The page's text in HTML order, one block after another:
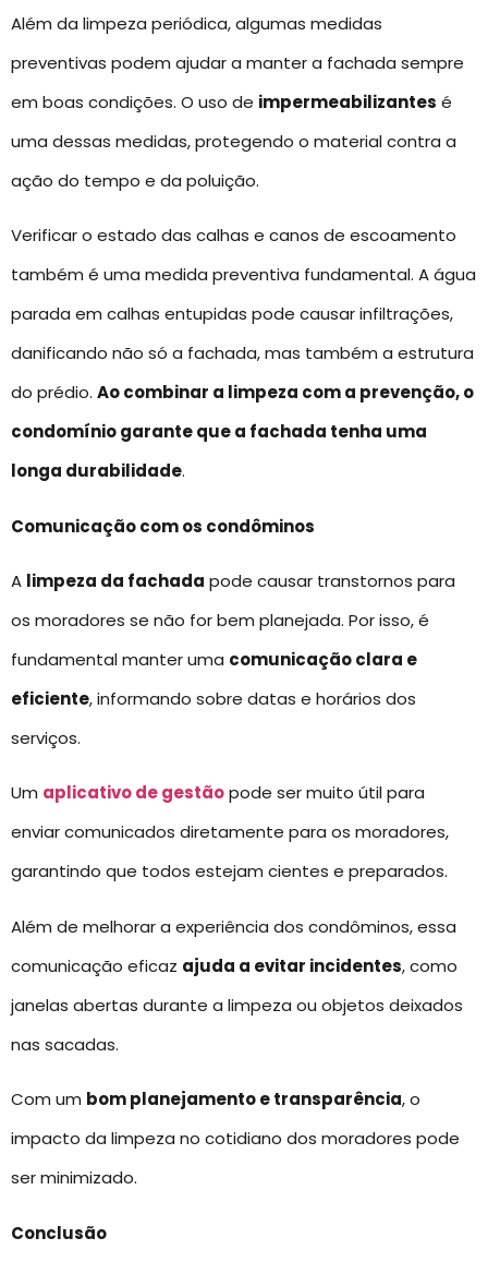
Além da limpeza periódica, algumas medidas
preventivas podem ajudar a manter a fachada sempre
em boas condições. O uso de impermeabilizantes é
uma dessas medidas, protegendo o material contra a
ação do tempo e da poluição.
Verificar o estado das calhas e canos de escoamento
também é uma medida preventiva fundamental. A água
parada em calhas entupidas pode causar infiltrações,
danificando não só a fachada, mas também a estrutura
do prédio. Ao combinar a limpeza com a prevenção, o
condomínio garante que a fachada tenha uma
longa durabilidade.
Comunicação com os condôminos
A limpeza da fachada pode causar transtornos para
os moradores se não for bem planejada. Por isso, é
fundamental manter uma comunicação clara e
eficiente, informando sobre datas e horários dos
serviços.
Um aplicativo de gestãopode ser muito útil para
enviar comunicados diretamente para os moradores,
garantindo que todos estejam cientes e preparados.
Além de melhorar a experiência dos condôminos, essa
comunicação eficaz ajuda a evitar incidentes, como
janelas abertas durante a limpeza ou objetos deixados
nas sacadas.
Com um bom planejamento e transparência, o
impacto da limpeza no cotidiano dos moradores pode
ser minimizado.
Conclusão